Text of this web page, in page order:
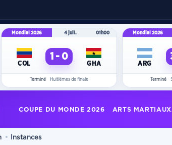
Mondial 2026 4 juil. 01h00
COL
1 - 0
GHA
Terminé Huitièmes de finale
Mondial 2026
ARG
Terminé
COUPE DU MONDE 2026 ARTS MARTIAUX
Instances